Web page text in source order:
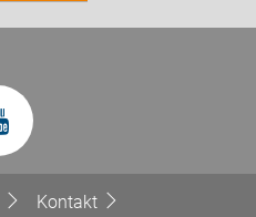
Kontakt